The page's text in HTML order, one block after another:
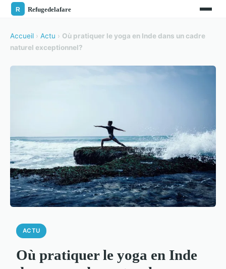
Accueil › Actu › Où pratiquer le yoga en Inde dans un cadre
naturel exceptionnel?
ACTU
Où pratiquer le yoga en Inde